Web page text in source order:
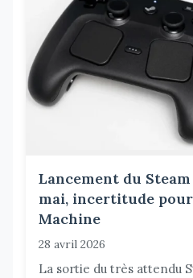
Lancement du
mai, incertitude
Machine
28 avril 2026
La sortie du très attendu